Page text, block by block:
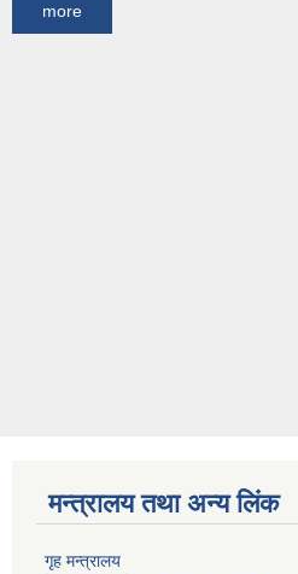
more
मन्त्रालय तथा अन्य लिंक
गृह मन्त्रालय